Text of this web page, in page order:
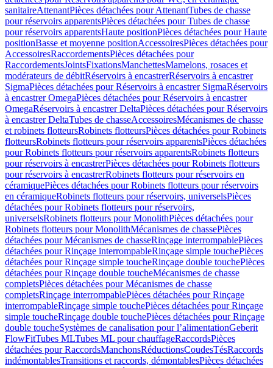
sanitaireAttenantPièces détachées pour AttenantTubes de chasse
pour réservoirs apparentsPièces détachées pour Tubes de chasse
pour réservoirs apparentsHaute positionPièces détachées pour Haute
positionBasse et moyenne positionAccessoiresPièces détachées pour
AccessoiresRaccordementsPièces détachées pour
RaccordementsJointsFixationsManchettesMamelons, rosaces et
modérateurs de débitRéservoirs à encastrerRéservoirs à encastrer
SigmaPièces détachées pour Réservoirs à encastrer SigmaRéservoirs
à encastrer OmegaPièces détachées pour Réservoirs à encastrer
OmegaRéservoirs à encastrer DeltaPièces détachées pour Réservoirs
à encastrer DeltaTubes de chasseAccessoiresMécanismes de chasse
et robinets flotteursRobinets flotteursPièces détachées pour Robinets
flotteursRobinets flotteurs pour réservoirs apparentsPièces détachées
pour Robinets flotteurs pour réservoirs apparentsRobinets flotteurs
pour réservoirs à encastrerPièces détachées pour Robinets flotteurs
pour réservoirs à encastrerRobinets flotteurs pour réservoirs en
céramiquePièces détachées pour Robinets flotteurs pour réservoirs
en céramiqueRobinets flotteurs pour réservoirs, universelsPièces
détachées pour Robinets flotteurs pour réservoirs,
universelsRobinets flotteurs pour MonolithPièces détachées pour
Robinets flotteurs pour MonolithMécanismes de chassePièces
détachées pour Mécanismes de chasseRinçage interrompablePièces
détachées pour Rinçage interrompableRinçage simple touchePièces
détachées pour Rinçage simple toucheRinçage double touchePièces
détachées pour Rinçage double toucheMécanismes de chasse
completsPièces détachées pour Mécanismes de chasse
completsRinçage interrompablePièces détachées pour Rinçage
interrompableRinçage simple touchePièces détachées pour Rinçage
simple toucheRinçage double touchePièces détachées pour Rinçage
double toucheSystèmes de canalisation pour l’alimentationGeberit
FlowFitTubes MLTubes ML pour chauffageRaccordsPièces
détachées pour RaccordsManchonsRéductionsCoudesTésRaccords
indémontablesTransitions et raccords, démontablesPièces détachées